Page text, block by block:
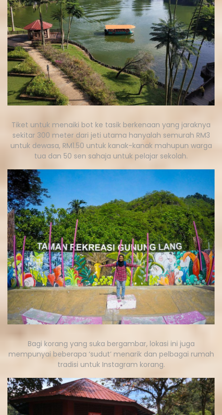
Tiket untuk menaiki bot ke tasik berkenaan yang jaraknya
sekitar 300 meter dari jeti utama hanyalah semurah RM3
untuk dewasa, RM1.50 untuk kanak-kanak mahupun warga
tua dan 50 sen sahaja untuk pelajar sekolah.
Bagi korang yang suka bergambar, lokasi ini juga
mempunyai beberapa ‘sudut’ menarik dan pelbagai rumah
tradisi untuk Instagram korang.